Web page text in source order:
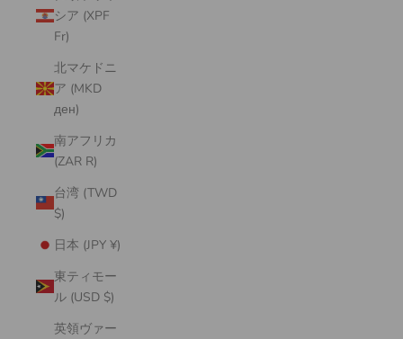
シア (XPF
Fr)
北マケドニ
ア (MKD
ден)
南アフリカ
(ZAR R)
台湾 (TWD
$)
日本 (JPY ¥)
東ティモー
ル (USD $)
英領ヴァー